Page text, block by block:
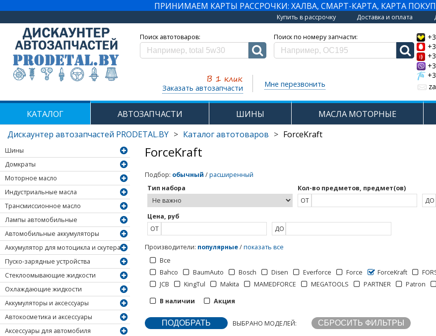
ПРИНИМАЕМ КАРТЫ РАССРОЧКИ: ХАЛВА, СМАРТ-КАРТА, КАРТА
Купить в рассрочку Доставка и оплата
Поиск автотоваров: Поиск по номеру запчасти:
Заказать автозапчасти Мне перезвонить
КАТАЛОГ АВТОЗАПЧАСТИ ШИНЫ МАСЛА МОТОРНЫЕ
Дискаунтер автозапчастей PRODETAL.BY > Каталог автотоваров > ForceKraft
Шины
Домкраты
Моторное масло
Индустриальные масла
Трансмиссионное масло
Лампы автомобильные
Автомобильные аккумуляторы
Аккумулятор для мотоцикла и скутера
Пуско-зарядные устройства
Стеклоомывающие жидкости
Охлаждающие жидкости
Аккумуляторы и аксессуары
Автокосметика и аксессуары
Аксессуары для автомобиля
ForceKraft
Подбор: обычный /расширенный
Тип набора
Кол-во предметов, предмет(ов)
ОТ
ДО
Цена, руб
ОТ
ДО
Производители: популярные/показать все
Все
Bahco
BaumAuto Bosch Disen Everforce Force ForceKraft
JCB
KingTul Makita MAMEDFORCE MEGATOOLS PARTNER Patron
В наличии
Акция
ВЫБРАНО МОДЕЛЕЙ: